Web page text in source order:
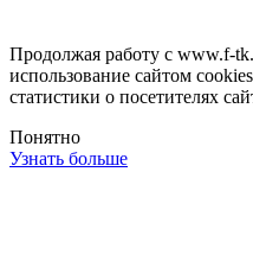
Продолжая работу с www.f-
использование сайтом
статистики о посетителях
Понятно
Узнать больше